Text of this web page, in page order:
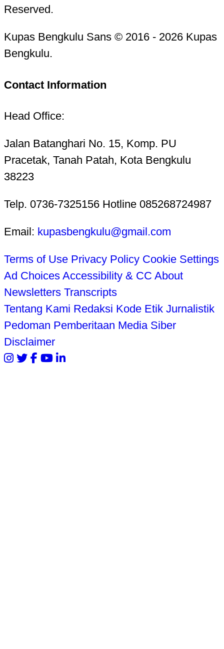
Reserved.
Kupas Bengkulu Sans © 2016 - 2026 Kupas
Bengkulu.
Contact Information
Head Office:
Jalan Batanghari No. 15, Komp. PU
Pracetak, Tanah Patah, Kota Bengkulu
38223
Telp. 0736-7325156 Hotline 085268724987
Email: kupasbengkulu@gmail.com
Terms of Use Privacy Policy Cookie Settings
Ad Choices Accessibility & CC About
Newsletters Transcripts
Tentang Kami Redaksi Kode Etik Jurnalistik
Pedoman Pemberitaan Media Siber
Disclaimer